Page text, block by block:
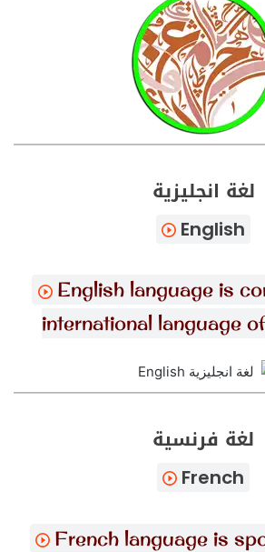
لغة انجليزية
English
English language is
international language
لغة فرنسية
French
French language is